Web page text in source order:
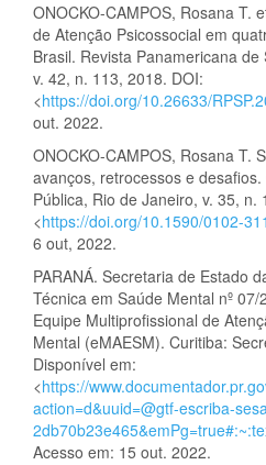
ONOCKO-CAMPOS, Rosana T.
de Atenção Psicossocial em
Brasil. Revista Panamericana
v. 42, n. 113, 2018. DOI:
<https://doi.org/10.26633/
out. 2022.
ONOCKO-CAMPOS, Rosana T.
avanços, retrocessos e
Pública, Rio de Janeiro, v. 35, n.
<https://doi.org/10.1590/0102-
6 out, 2022.
PARANÁ. Secretaria de Estado
Técnica em Saúde Mental nº
Equipe Multiprofissional de
Mental (eMAESM). Curitiba:
Disponível em:
<https://
action=d&uuid=@gtf-escriba-
Acesso em: 15 out. 2022.